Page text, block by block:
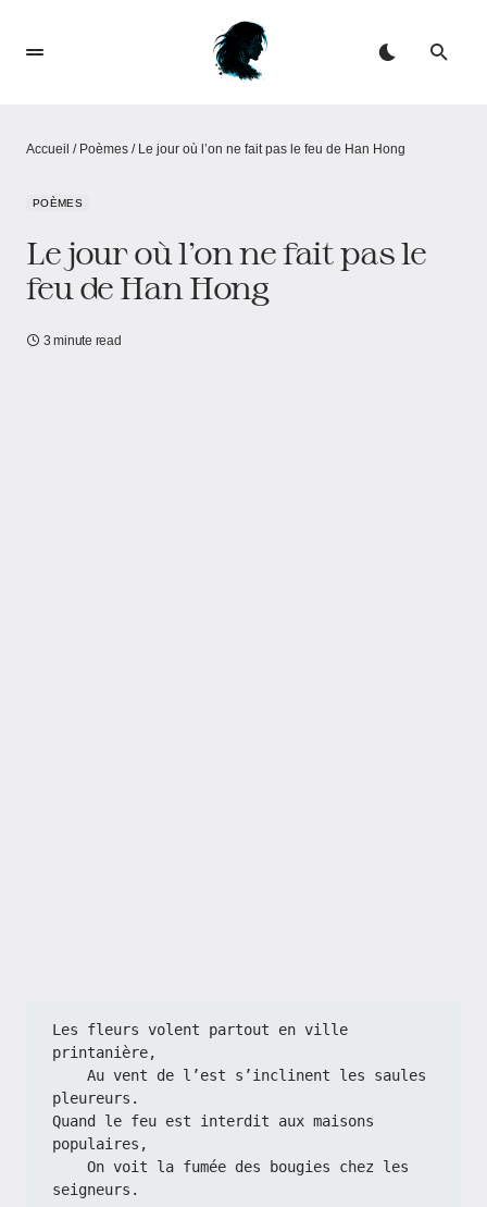
Accueil / Poèmes / Le jour où l’on ne fait pas le feu de Han Hong
POÈMES
Le jour où l’on ne fait pas le
feu de Han Hong
3 minute read
Les fleurs volent partout en ville
printanière,
pleureurs.
Quand le feu est interdit aux maisons
populaires,
seigneurs.